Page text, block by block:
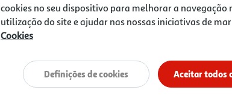
cookies no seu dispositivo para melhorar a navegação
utilização do site e ajudar nas nossas iniciativas de
Cookies
Aceitar todos
Definições de cookies